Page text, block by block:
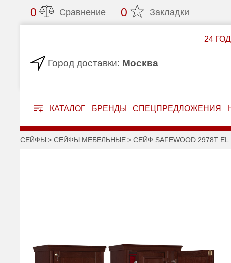
0 Сравнение 0 Закладки
Город доставки: Москва
24
КАТАЛОГ БРЕНДЫ СПЕЦПРЕДЛОЖЕНИЯ
СЕЙФЫ СЕЙФЫ МЕБЕЛЬНЫЕ СЕЙФ SAFEWOOD 2978T EL